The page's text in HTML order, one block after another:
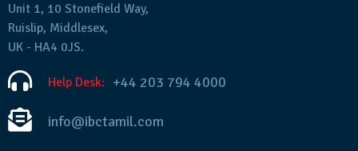
Unit 1, 10 Stonefield Way,
Ruislip, Middlesex,
UK - HA4 0JS.
Help Desk: +44 203 794 4000
info@ibctamil.com